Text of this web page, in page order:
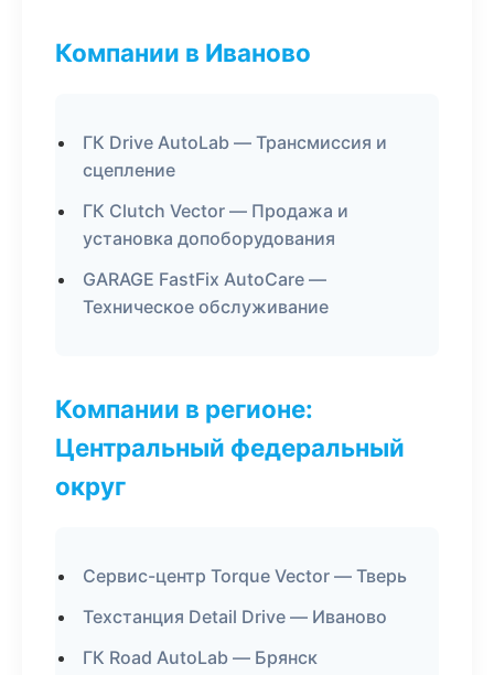
Компании в Иваново
ГК Drive AutoLab — Трансмиссия и
сцепление
ГК Clutch Vector — Продажа и
установка допоборудования
GARAGE FastFix AutoCare —
Техническое обслуживание
Компании в регионе:
Центральный федеральный
округ
Сервис-центр Torque Vector — Тверь
Техстанция Detail Drive — Иваново
ГК Road AutoLab — Брянск